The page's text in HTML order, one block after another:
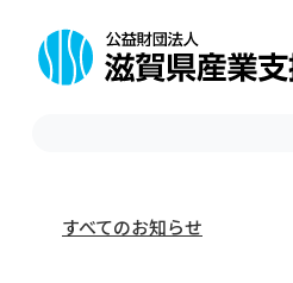
すべてのお知らせ